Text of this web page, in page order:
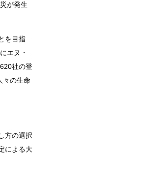
が発生
を目指
エヌ・
620社の登
々の生命
方の選択
による大